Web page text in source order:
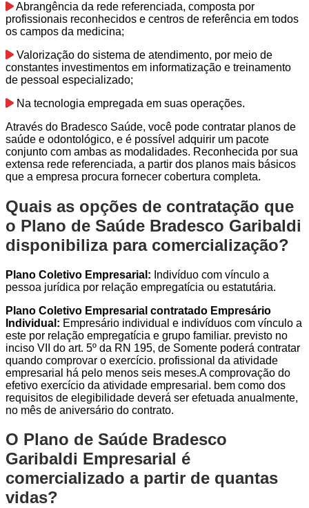
Abrangência da rede referenciada, composta por
profissionais reconhecidos e centros de referência em todos
os campos da medicina;
Valorização do sistema de atendimento, por meio de
constantes investimentos em informatização e treinamento
de pessoal especializado;
Na tecnologia empregada em suas operações.
Através do Bradesco Saúde, você pode contratar planos de
saúde e odontológico, e é possível adquirir um pacote
conjunto com ambas as modalidades. Reconhecida por sua
extensa rede referenciada, a partir dos planos mais básicos
que a empresa procura fornecer cobertura completa.
Quais as opções de contratação que
o Plano de Saúde Bradesco Garibaldi
disponibiliza para comercialização?
Plano Coletivo Empresarial: Indivíduo com vínculo a
pessoa jurídica por relação empregatícia ou estatutária.
Plano Coletivo Empresarial contratado Empresário
Individual: Empresário individual e indivíduos com vínculo a
este por relação empregatícia e grupo familiar. previsto no
inciso VII do art. 5º da RN 195, de Somente poderá contratar
quando comprovar o exercício. profissional da atividade
empresarial há pelo menos seis meses.A comprovação do
efetivo exercício da atividade empresarial. bem como dos
requisitos de elegibilidade deverá ser efetuada anualmente,
no mês de aniversário do contrato.
O Plano de Saúde Bradesco
Garibaldi Empresarial é
comercializado a partir de quantas
vidas?